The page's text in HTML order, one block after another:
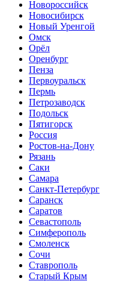
Новороссийск
Новосибирск
Новый Уренгой
Омск
Орёл
Оренбург
Пенза
Первоуральск
Пермь
Петрозаводск
Подольск
Пятигорск
Россия
Ростов-на-Дону
Рязань
Саки
Самара
Санкт-Петербург
Саранск
Саратов
Севастополь
Симферополь
Смоленск
Сочи
Ставрополь
Старый Крым